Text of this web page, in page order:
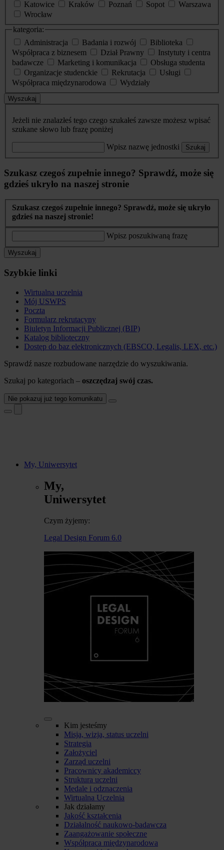
Katowice
Kraków Poznań Sopot
Warszawa
Wrocław
kategoria:
Administracja
Badania i rozwój
Biblioteka
Współpraca z biznesem
Dział Prawny
Instytuty i centra
badawcze
Marketing i komunikacja
Obsługa studenta
Organizacje studenckie
Rekrutacja
Usługi
Współpraca międzynarodowa
Wydziały
Wyszukaj
Jeżeli nie znalazłeś tego czego szukałeś zawsze możesz wpisać
szukane słowo lub frazę poniżej
Wpisz nazwę jednostki Szukaj
Szukasz czegoś zupełnie innego? Sprawdź, może się
gdzieś ukryło na naszej stronie
Szukasz czegoś zupełnie innego? Sprawdź, może się ukryło
gdzieś na naszej stronie!
Wpisz poszukiwaną frazę
Wyszukaj
Szybkie linki
Wirtualna uczelnia
Mój USWPS
Poczta
Formularz rekrutacyny
Biuletyn Informacji Publicznej (BIP)
Katalog biblioteczny
Dostęp do baz elektronicznych (EBSCO, Legalis, LEX, etc.)
Sprawdź nasze rozbudowane narzędzie do wyszukiwania.
Szukaj po kategoriach – oszczędzaj swój czas.
Nie pokazuj już tego komunikatu
My, Uniwersytet
My,
Uniwersytet
Czym żyjemy:
Legal Design Forum 6.0
Kim jesteśmy
Misja, wizja, status uczelni
Strategia
Założyciel
Zarząd uczelni
Pracownicy akademiccy
Struktura uczelni
Medale i odznaczenia
Wirtualna Uczelnia
Jak działamy
Jakość kształcenia
Działalność naukowo-badawcza
Zaangażowanie społeczne
Współpraca międzynarodowa